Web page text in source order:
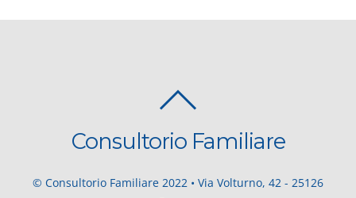
TOP
Consultorio Familiare
© Consultorio Familiare 2022 • Via Volturno, 42 - 25126